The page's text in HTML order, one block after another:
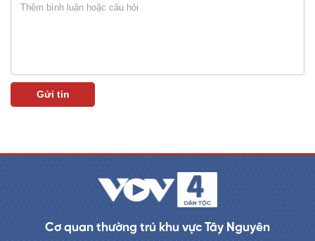
o
Cơ quan thường trú khu vực Tây Nguyên